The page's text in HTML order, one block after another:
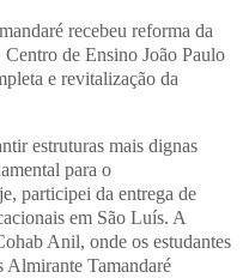
recebeu reforma da
de Ensino João Paulo
e revitalização da
estruturas mais dignas
para o
participei da entrega de
em São Luís. A
Anil, onde os estudantes
Almirante Tamandaré